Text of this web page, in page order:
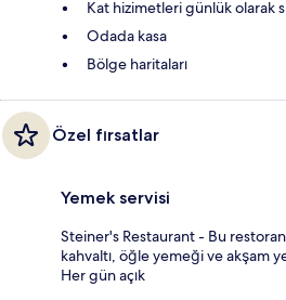
Kat hizimetleri günlük olarak
Odada kasa
Bölge haritaları
Özel fırsatlar
Yemek servisi
Steiner's Restaurant - Bu
kahvaltı, öğle yemeği ve akşam
Her gün açık